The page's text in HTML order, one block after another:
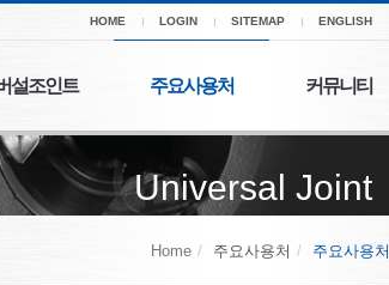
HOME LOGIN SITEMAP ENGLISH
설조인트 주요사용처 커뮤니티
Universal Joint
Home 주요사용처 주요사용처